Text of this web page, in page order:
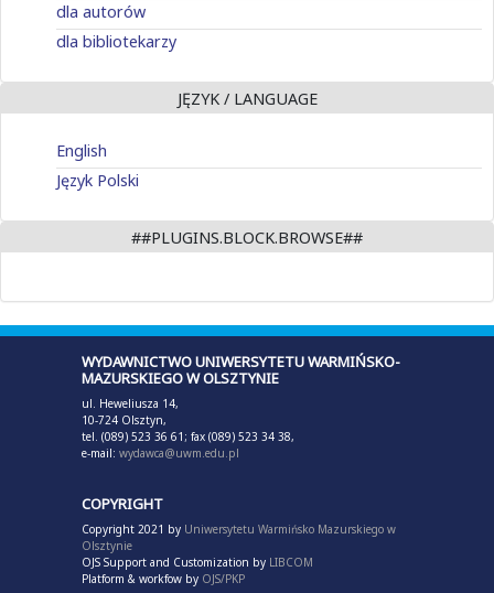
dla autorów
dla bibliotekarzy
JĘZYK / LANGUAGE
English
Język Polski
##PLUGINS.BLOCK.BROWSE##
WYDAWNICTWO UNIWERSYTETU WARMIŃSKO-
MAZURSKIEGO W OLSZTYNIE
ul. Heweliusza 14,
10-724 Olsztyn,
tel. (089) 523 36 61; fax (089) 523 34 38,
e-mail: wydawca@uwm.edu.pl
COPYRIGHT
Copyright 2021 by Uniwersytetu Warmińsko Mazurskiego w
Olsztynie
OJS Support and Customization by LIBCOM
Platform & workfow by OJS/PKP